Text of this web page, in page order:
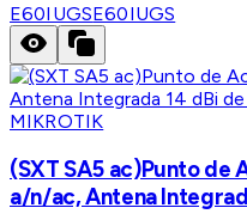
E60IUGSE60IUGS
MIKROTIK
(SXT SA5 ac)Punto de
a/n/ac, Antena